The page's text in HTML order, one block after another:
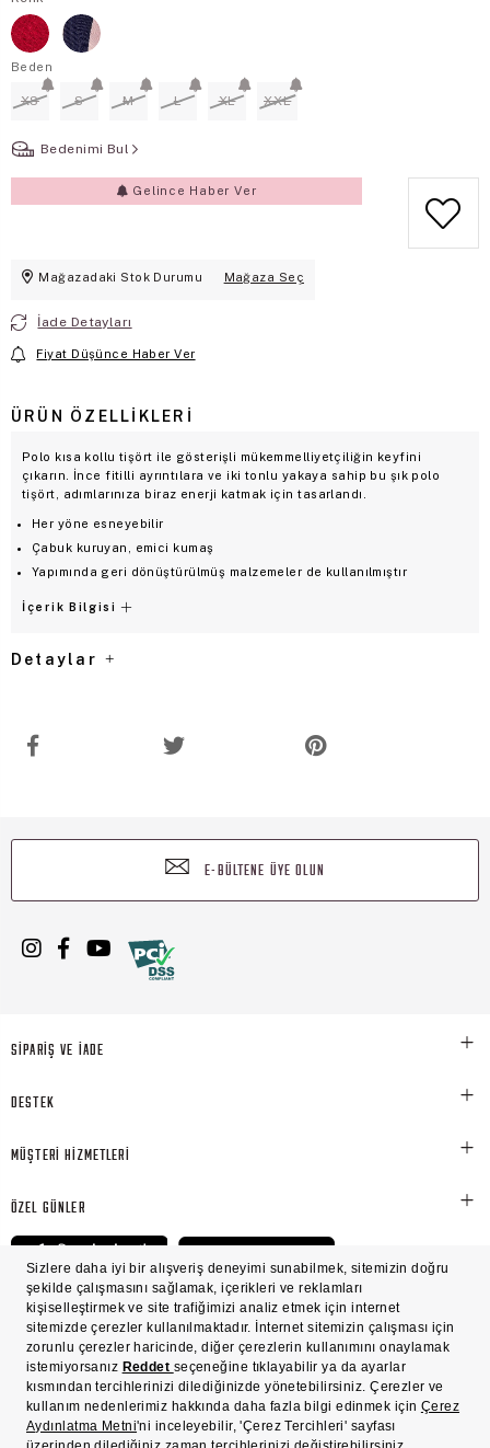
Beden
XS S M L XL XXL
Bedenimi Bul
Gelince Haber Ver
Mağazadaki Stok Durumu Mağaza Seç
İade Detayları
Fiyat Düşünce Haber Ver
ÜRÜN ÖZELLIKLERI
Polo kısa kollu tişört ile gösterişli mükemmelliyetçiliğin keyfini
çıkarın. İnce fitilli ayrıntılara ve iki tonlu yakaya sahip bu şık polo
tişört, adımlarınıza biraz enerji katmak için tasarlandı.
Her yöne esneyebilir
Çabuk kuruyan, emici kumaş
Yapımında geri dönüştürülmüş malzemeler de kullanılmıştır
İçerik Bilgisi
Detaylar
E-BÜLTENE ÜYE OLUN
SİPARİŞ VE İADE
DESTEK
MÜŞTERİ HİZMETLERİ
ÖZEL GÜNLER
© Victoria's Secret Shaya Mağazacılık A.Ş. Franchise lisansı aracılığıyla işletilen ticari
markasıdır. Her hakkı saklıdır.
Süreç Bazlı Müşteri Aydınlatma Metni
Üyelik ve Gizlilik Sözleşmesi
İşlem Rehberi